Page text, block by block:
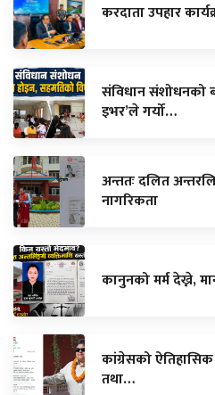
करदाता उपहार
संविधान संशोधनको
इभर’ले गर्यो…
अन्ततः दलित
नागरिकता
कानुनको मर्म देख्ने,
कांग्रेसको
तथा…